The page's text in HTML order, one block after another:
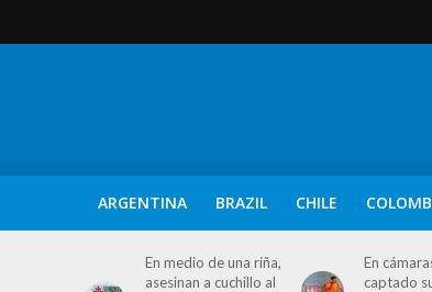
ARGENTINA BRAZIL CHILE
En medio de una riña,
asesinan a cuchillo al
En
captado